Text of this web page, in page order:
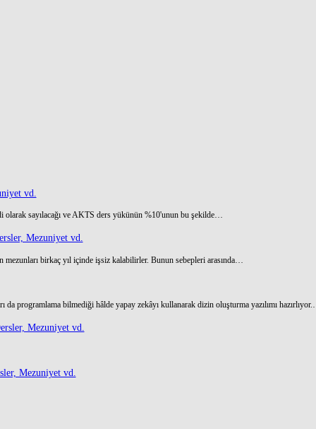
vd.
sayılacağı ve AKTS ders yükünün %10'unun bu şekilde…
Mezuniyet vd.
birkaç yıl içinde işsiz kalabilirler. Bunun sebepleri arasında…
da programlama bilmediği hâlde yapay zekâyı kullanarak dizin oluşturma yazılımı
Mezuniyet vd.
Mezuniyet vd.